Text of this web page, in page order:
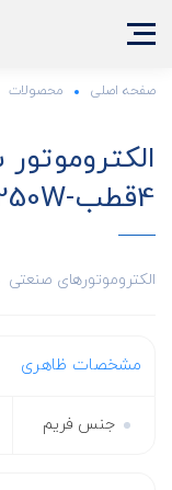
صفحه اصلی محصولات
4قطب-IMB3-250W
الکتروموتورهای صنعتی
مشخصات ظاهری
جنس فریم